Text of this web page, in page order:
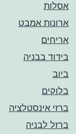
אסלות
ארונות אמבט
אריחים
בידוד בבניה
ביוב
בלוקים
ברזי אינסטלציה
ברזל לבניה